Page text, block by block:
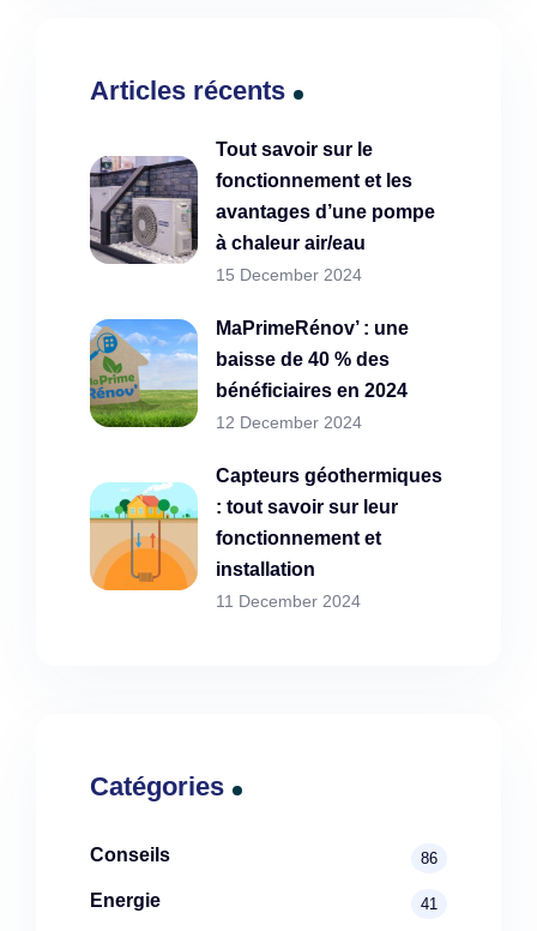
Articles récents
Tout savoir sur le
fonctionnement et les
avantages d’une pompe
à chaleur air/eau
15 December 2024
MaPrimeRénov’ : une
baisse de 40 % des
bénéficiaires en 2024
12 December 2024
Capteurs géothermiques
: tout savoir sur leur
fonctionnement et
installation
11 December 2024
Catégories
Conseils 86
Energie 41